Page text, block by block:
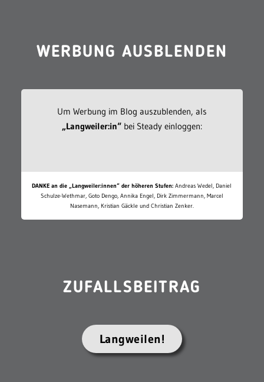
WERBUNG AUSBLENDEN
Um Werbung im Blog auszublenden, als
„Langweiler:in“bei Steady einloggen:
DANKE an die „Langweiler:innen“ der höheren Stufen: Andreas Wedel, Daniel
Schulze-Wethmar, Goto Dengo, Annika Engel, Dirk Zimmermann, Marcel
Nasemann, Kristian Gäckle und Christian Zenker.
ZUFALLSBEITRAG
Langweilen!